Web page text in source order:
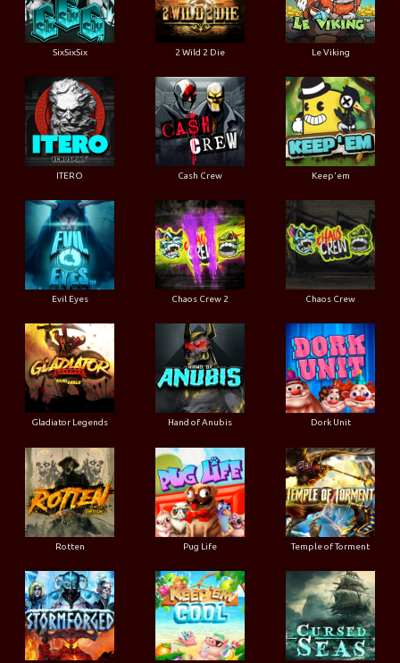
SixSixSix 2 Wild 2 Die Le Viking
ITERO Cash Crew Keep'em
Evil Eyes Chaos Crew 2 Chaos Crew
Gladiator Legends Hand of Anubis Dork Unit
Rotten Pug Life Temple of Torment